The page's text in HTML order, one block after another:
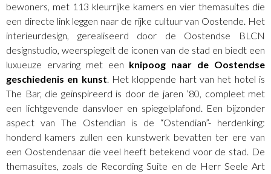
bewoners, met 113 kleurrijke kamers en vier themasuites die
een directe link leggen naar de rijke cultuur van Oostende. Het
interieurdesign, gerealiseerd door de Oostendse BLCN
designstudio, weerspiegelt de iconen van de stad en biedt een
luxueuze ervaring met een knipoog naar de Oostendse
geschiedenis en kunst. Het kloppende hart van het hotel is
The Bar, die geïnspireerd is door de jaren ’80, compleet met
een lichtgevende dansvloer en spiegelplafond. Een bijzonder
aspect van The Ostendian is de “Ostendian”- herdenking:
honderd kamers zullen een kunstwerk bevatten ter ere van
een Oostendenaar die veel heeft betekend voor de stad. De
themasuites, zoals de Recording Suite en de Herr Seele Art